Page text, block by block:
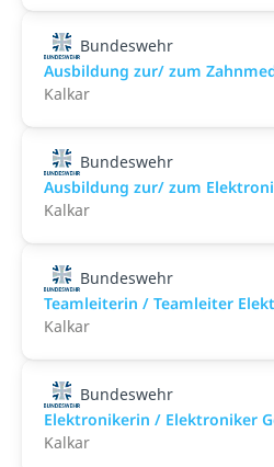
Bundeswehr
Ausbildung zur/ zum
Kalkar
Bundeswehr
Ausbildung zur/ zum
Kalkar
Bundeswehr
Teamleiterin / Teamleiter
Kalkar
Bundeswehr
Elektronikerin / Elektroniker
Kalkar